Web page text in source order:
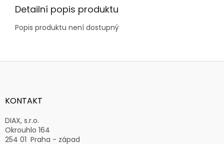
Detailní popis produktu
Popis produktu není dostupný
Z
aKONTAKT
DIAX, s.r.o.
Okrouhlo 164
254 01 Praha - západ